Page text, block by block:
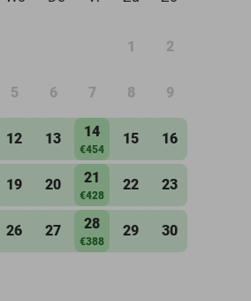
1 2
5 6 7 8 9
12 13 14
€454
15 16
19 20 21
€428
22 23
26 27 28
€388
29 30